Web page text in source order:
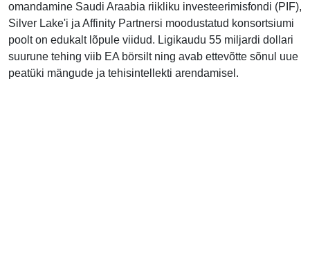
omandamine Saudi Araabia riikliku investeerimisfondi (PIF),
Silver Lake'i ja Affinity Partnersi moodustatud konsortsiumi
poolt on edukalt lõpule viidud. Ligikaudu 55 miljardi dollari
suurune tehing viib EA börsilt ning avab ettevõtte sõnul uue
peatüki mängude ja tehisintellekti arendamisel.